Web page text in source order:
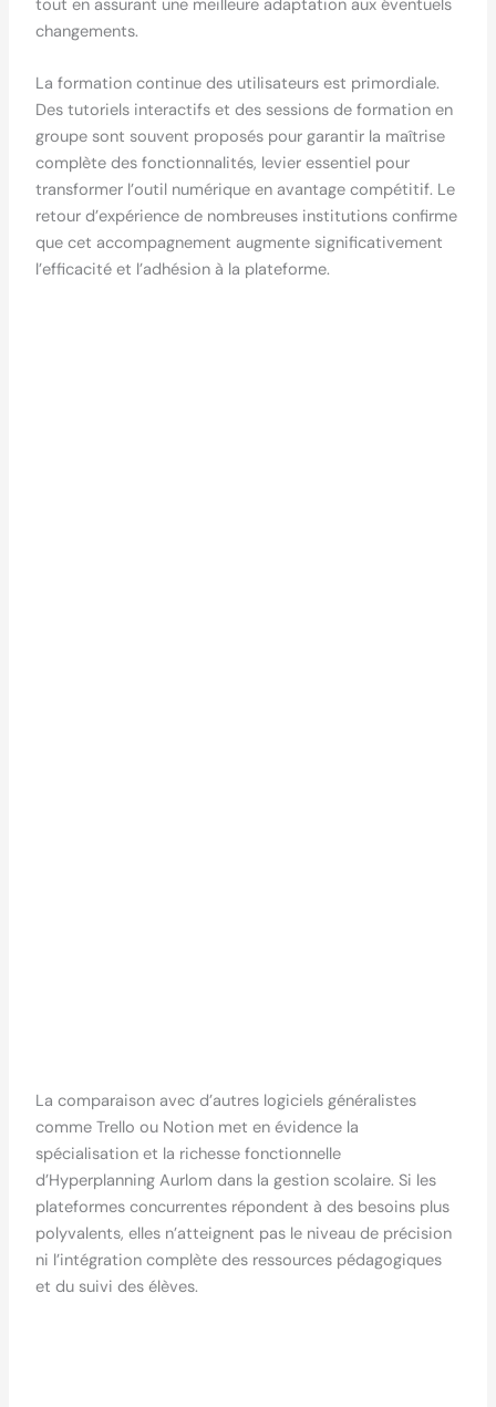
tout en assurant une meilleure adaptation aux éventuels
changements.
La formation continue des utilisateurs est primordiale.
Des tutoriels interactifs et des sessions de formation en
groupe sont souvent proposés pour garantir la maîtrise
complète des fonctionnalités, levier essentiel pour
transformer l’outil numérique en avantage compétitif. Le
retour d’expérience de nombreuses institutions confirme
que cet accompagnement augmente significativement
l’efficacité et l’adhésion à la plateforme.
La comparaison avec d’autres logiciels généralistes
comme Trello ou Notion met en évidence la
spécialisation et la richesse fonctionnelle
d’Hyperplanning Aurlom dans la gestion scolaire. Si les
plateformes concurrentes répondent à des besoins plus
polyvalents, elles n’atteignent pas le niveau de précision
ni l’intégration complète des ressources pédagogiques
et du suivi des élèves.